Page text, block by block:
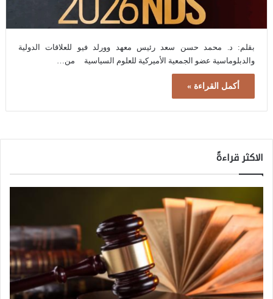
بقلم: د. محمد حسن سعد رئيس معهد وورلد فيو للعلاقات الدولية
والدبلوماسية عضو الجمعية الأميركية للعلوم السياسية من…
أكمل القراءة »
الاكثر قراءةً